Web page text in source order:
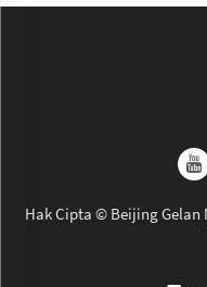
Hak Cipta © Beijing Gelan